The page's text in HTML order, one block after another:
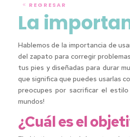
REGRESAR
La
Hablemos de la importancia de
del zapato para corregir
tus pies y diseñadas para durar
que significa que puedes usarlas
preocupes por sacrificar el
mundos!
¿Cuál es el